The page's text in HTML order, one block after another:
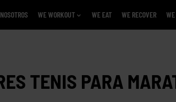
NOSOTROS WE WORKOUT WE EAT WE RECOVER
TENIS PARA